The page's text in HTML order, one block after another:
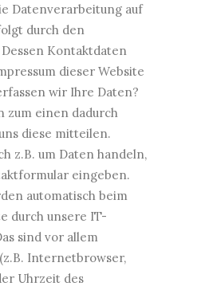
Datenverarbeitung auf
durch den
Kontaktdaten
dieser Website
wir Ihre Daten?
zum einen dadurch
diese mitteilen.
z.B. um Daten handeln,
eingeben.
automatisch beim
durch unsere IT-
sind vor allem
Internetbrowser,
Uhrzeit des